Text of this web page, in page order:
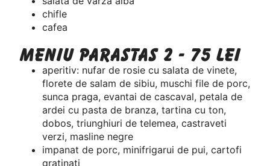
chifle
cafea
Meniu Parastas 2 - 75 lei
aperitiv: nufar de rosie cu salata de vinete,
florete de salam de sibiu, muschi file de porc,
sunca praga, evantai de cascaval, petala de
ardei cu pasta de branza, tartina cu ton,
dobos, triunghiuri de telemea, castraveti
verzi, masline negre
impanat de porc, minifrigarui de pui, cartofi
gratinati